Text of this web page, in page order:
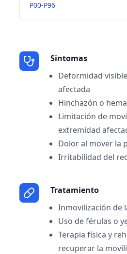
P00-P96
Sintomas
Deformidad
afectada
Hinchazón o
Limitación de
extremidad
Dolor al mover la
Irritabilidad del
Tratamiento
Inmovilización de
Uso de férulas o
Terapia física y
recuperar la